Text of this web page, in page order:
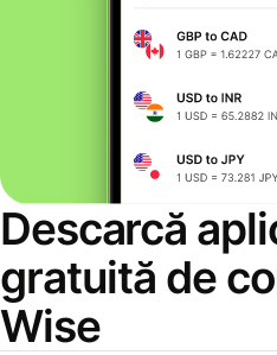
Descarcă
gratuită de
Wise